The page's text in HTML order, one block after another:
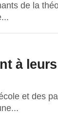
de la
à
et des